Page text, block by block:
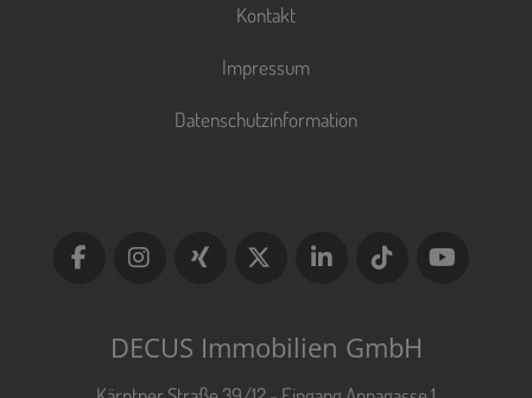
Kontakt
Impressum
Datenschutzinformation
DECUS Immobilien GmbH